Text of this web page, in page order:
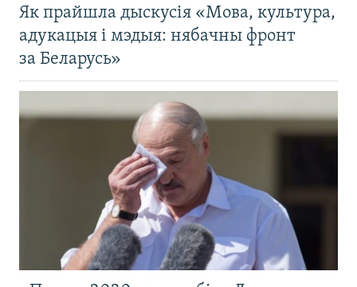
Як прайшла дыскусія «Мова, культура,
адукацыя і мэдыя: нябачны фронт
за Беларусь»